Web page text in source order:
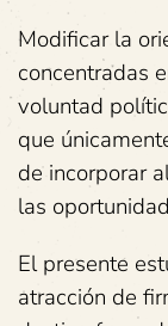
Modificar la
concentradas
voluntad
que
de incorporar
las
El presente
atracción de